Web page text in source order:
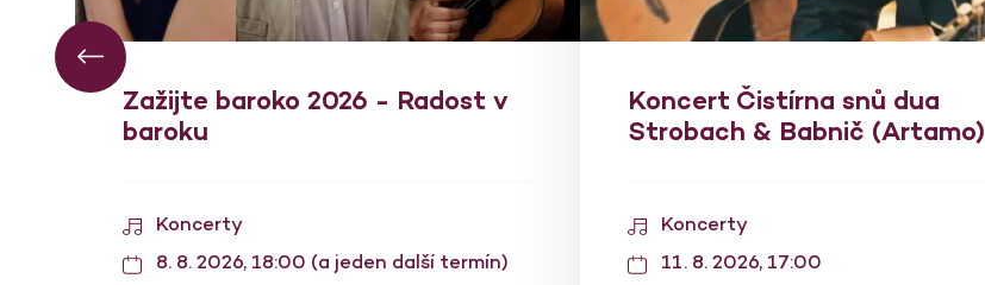
Zažijte baroko 2026 - Radost v
baroku
Koncerty
8. 8. 2026, 18:00 (a jeden další termín)
Koncert Čistírna snů dua
Strobach & Babnič (Artamo)
Koncerty
11. 8. 2026, 17:00